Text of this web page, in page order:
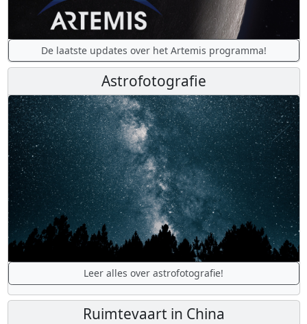
De laatste updates over het Artemis programma!
Astrofotografie
Leer alles over astrofotografie!
Ruimtevaart in China